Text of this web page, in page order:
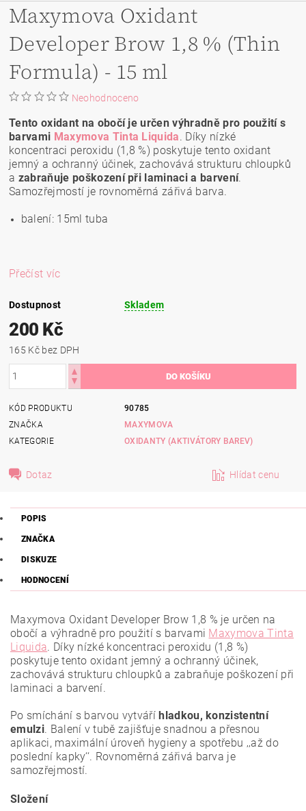
Maxymova Oxidant
Developer Brow 1,8 % (Thin
Formula) - 15 ml
Neohodnoceno
Tento oxidant na obočí je určen výhradně pro použití s
barvami Maxymova Tinta Liquida. Díky nízké
koncentraci peroxidu (1,8 %) poskytuje tento oxidant
jemný a ochranný účinek, zachovává strukturu chloupků
a zabraňuje poškození při laminaci a barvení.
Samozřejmostí je rovnoměrná zářivá barva.
balení: 15ml tuba
Přečíst víc
Dostupnost Skladem
200 Kč
165 Kč bez DPH
KÓD PRODUKTU
90785
ZNAČKA
MAXYMOVA
KATEGORIE
OXIDANTY (AKTIVÁTORY BAREV)
Dotaz Hlídat cenu
POPIS
ZNAČKA
DISKUZE
HODNOCENÍ
Maxymova Oxidant Developer Brow 1,8 % je určen na
obočí a výhradně pro použití s barvami Maxymova Tinta
Liquida. Díky nízké koncentraci peroxidu (1,8 %)
poskytuje tento oxidant jemný a ochranný účinek,
zachovává strukturu chloupků a zabraňuje poškození při
laminaci a barvení.
Po smíchání s barvou vytváříhladkou, konzistentní
emulzi. Balení v tubě zajišťuje snadnou a přesnou
aplikaci, maximální úroveň hygieny a spotřebu ‚‚až do
poslední kapky‘‘. Rovnoměrná zářivá barva je
samozřejmostí.
Složení